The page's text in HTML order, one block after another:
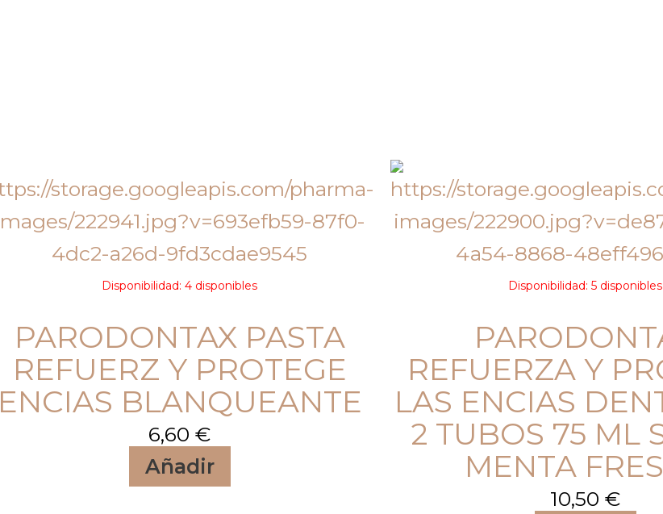
Disponibilidad: 4 disponibles
PARODONTAX PASTA
REFUERZ Y PROTEGE
ENCIAS BLANQUEANTE
6,60 €
Añadir
Disponibilidad: 5 disponibles
REFUERZA Y
LAS ENCIAS
2 TUBOS 75 ML
MENTA
10,50 €